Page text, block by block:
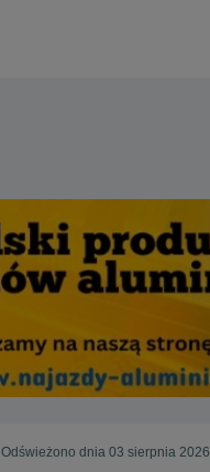
Odświeżono dnia 03 sierpnia 2026